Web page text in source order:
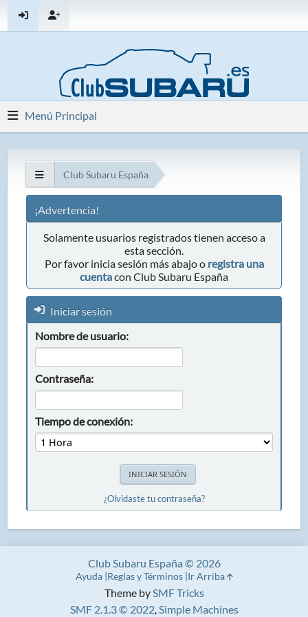
Menú Principal
Club Subaru España
¡Advertencia!
Solamente usuarios registrados tienen acceso a
esta sección.
Por favor inicia sesión más abajo o registra una
cuentacon Club Subaru España
Iniciar sesión
Nombre de usuario:
Contraseña:
Tiempo de conexión:
¿Olvidaste tu contraseña?
Theme bySMF Tricks
SMF 2.1.3 © 2022,Simple Machines
Club Subaru España © 2026
Ayuda Reglas y Términos Ir Arriba